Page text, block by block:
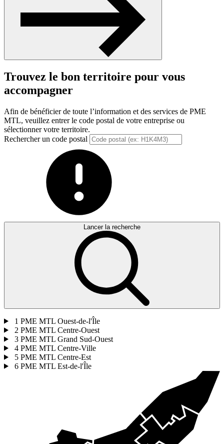
Trouvez le bon territoire pour vous
accompagner
Afin de bénéficier de toute l’information et des services de PME
MTL, veuillez entrer le code postal de votre entreprise ou
sélectionner votre territoire.
Rechercher un code postal
Lancer la recherche
1 PME MTL Ouest-de-l'Île
2 PME MTL Centre-Ouest
3 PME MTL Grand Sud-Ouest
4 PME MTL Centre-Ville
5 PME MTL Centre-Est
6 PME MTL Est-de-l'Île